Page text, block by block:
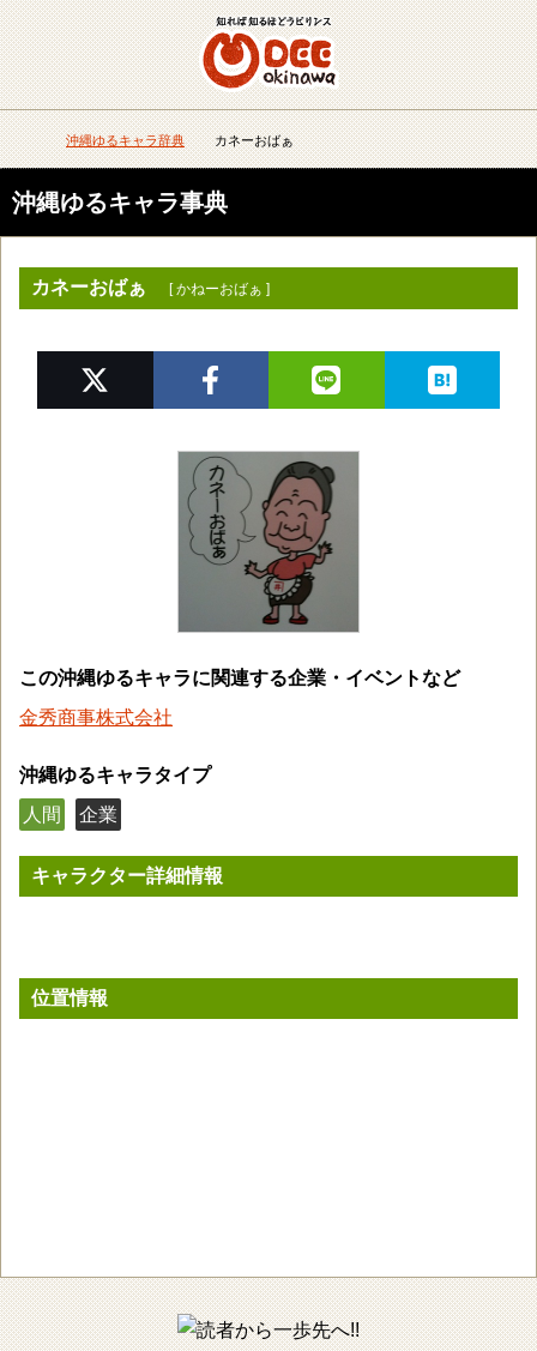
メニュー 検
DEEokinawaトップ
沖縄ゆるキャラ辞典 カネーおばぁ
沖縄ゆるキャラ事典
カネーおばぁ [ かねーおばぁ ]
この沖縄ゆるキャラに関連する企業・イベントなど
金秀商事株式会社
沖縄ゆるキャラタイプ
人間
企業
キャラクター詳細情報
位置情報